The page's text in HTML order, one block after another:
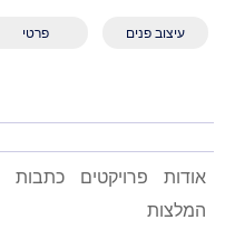
עיצוב פנים פרטי
אודות פרויקטים כתבות
המלצות